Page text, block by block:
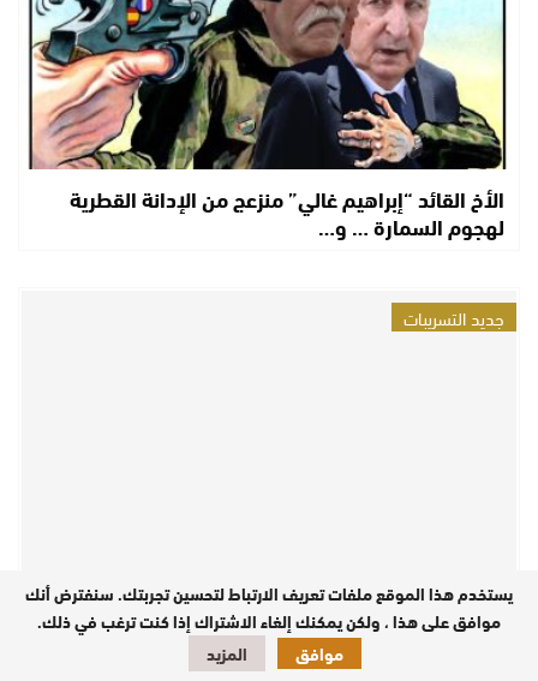
الأخ القائد “إبراهيم غالي” منزعج من الإدانة القطرية
لهجوم السمارة … و…
جديد التسريبات
صورة مقاتلين صحراويين مع مُسيَّرة انتحارية تتسبب في
جدال على مواقع التواصل الاجتماعي و…
يستخدم هذا الموقع ملفات تعريف الارتباط لتحسين تجربتك. سنفترض أنك
موافق على هذا ، ولكن يمكنك إلغاء الاشتراك إذا كنت ترغب في ذلك.
موافق
المزيد